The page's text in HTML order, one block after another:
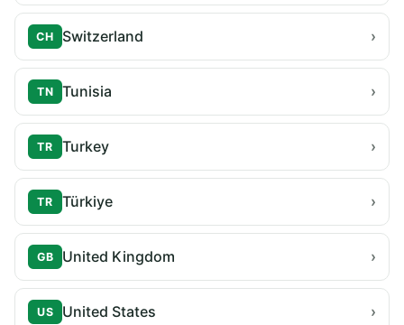
CH Switzerland ›
TN Tunisia ›
TR Turkey ›
TR Türkiye ›
GB United Kingdom ›
US United States ›